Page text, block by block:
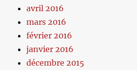
avril 2016
mars 2016
février 2016
janvier 2016
décembre 2015